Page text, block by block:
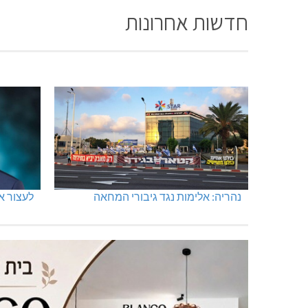
חדשות אחרונות
נהריה: אלימות נגד גיבורי המחאה לעצור